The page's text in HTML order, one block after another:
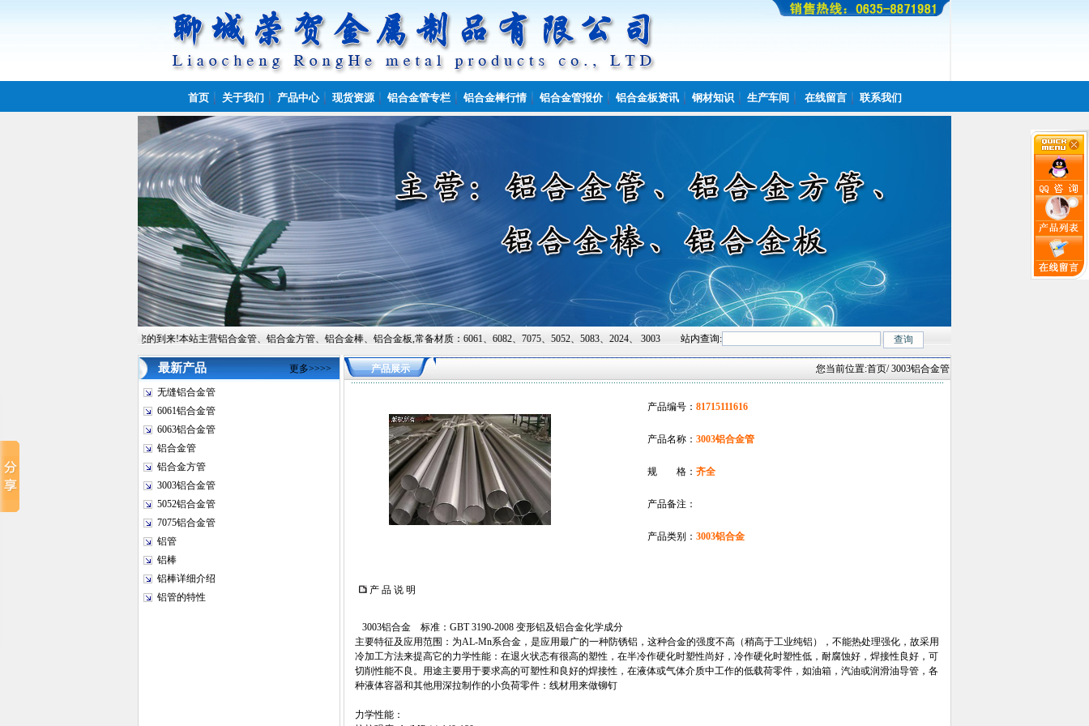
首页 关于我们 产品中心 现货资源 铝合金管专栏 铝合金棒行情 铝合金管报价 铝合金板资讯 钢材知识 生产车间 在线留言 联系我们
城荣贺金属制品有限公司欢迎您的到来!本站主营铝合金管、铝合金方管、铝合金棒、铝合金板,常备材质：6061、6082、7075、5052、5083、2024、 3003.咨询热线:15864931222.
站内查询:
最新产品 更多>>>>
无缝铝合金管
6061铝合金管
6063铝合金管
铝合金管
铝合金方管
3003铝合金管
5052铝合金管
7075铝合金管
铝管
铝棒
铝棒详细介绍
铝管的特性
产品展示 您当前位置:首页/ 3003铝合金管
产品编号： 81715111616
产品名称： 3003铝合金管
规 格：齐全
产品备注：
产品类别： 3003铝合金
产 品 说 明
3003铝合金 标准：GBT 3190-2008 变形铝及铝合金化学成分
主要特征及应用范围：为AL-Mn系合金，是应用最广的一种防锈铝，这种合金的强度不高（稍高于工业纯铝），不能热处理强化，故采用
冷加工方法来提高它的力学性能：在退火状态有很高的塑性，在半冷作硬化时塑性尚好，冷作硬化时塑性低，耐腐蚀好，焊接性良好，可
切削性能不良。用途主要用于要求高的可塑性和良好的焊接性，在液体或气体介质中工作的低载荷零件，如油箱，汽油或润滑油导管，各
种液体容器和其他用深拉制作的小负荷零件：线材用来做铆钉
力学性能：